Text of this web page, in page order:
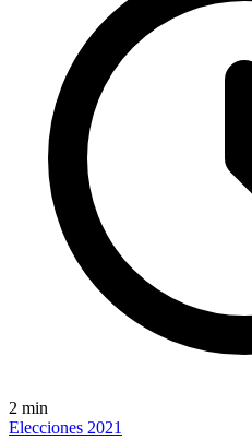
2 min
Elecciones 2021